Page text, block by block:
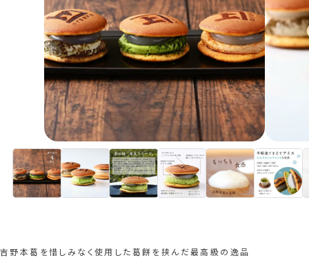
吉野本葛を惜しみなく使用した葛餅を挟んだ最高級の逸品